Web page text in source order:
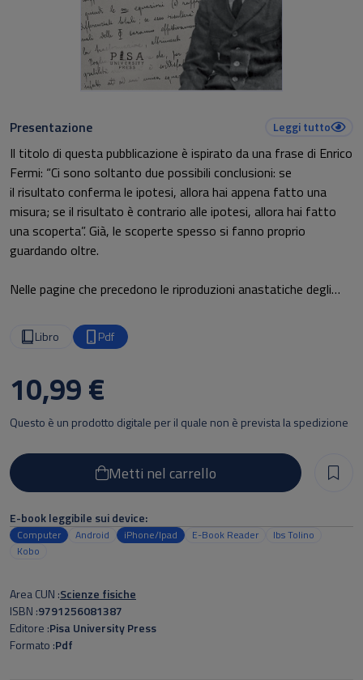
Presentazione Leggi tutto
Il titolo di questa pubblicazione è ispirato da una frase di Enrico
Fermi: “Ci sono soltanto due possibili conclusioni: se
il risultato conferma le ipotesi, allora hai appena fatto una
misura; se il risultato è contrario alle ipotesi, allora hai fatto
una scoperta”. Già, le scoperte spesso si fanno proprio
guardando oltre.
Nelle pagine che precedono le riproduzioni anastatiche degli
dall’Università di Pisa, leggerete di un giovane molto dotato
che si laurea con lode in Fisica all’età di 21 anni che però, nel
attivo protagonista di imprese insospettabili.
Libro Pdf
10,99 €
Metti nel carrello
Questo è un prodotto digitale per il quale non è prevista la spedizione
E-book leggibile sui device:
Computer Android iPhone/Ipad E-Book Reader
Ibs Tolino
Kobo
Area CUN Scienze fisiche
ISBN 9791256081387
Editore Pisa University Press
Formato Pdf